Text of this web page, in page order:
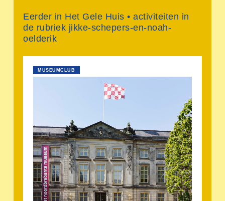
Eerder in Het Gele Huis • activiteiten in
de rubriek jikke-schepers-en-noah-
oelderik
MUSEUMCLUB